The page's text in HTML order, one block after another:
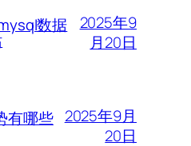
数据
2025年9
月20日
有哪些 2025年9月
20日